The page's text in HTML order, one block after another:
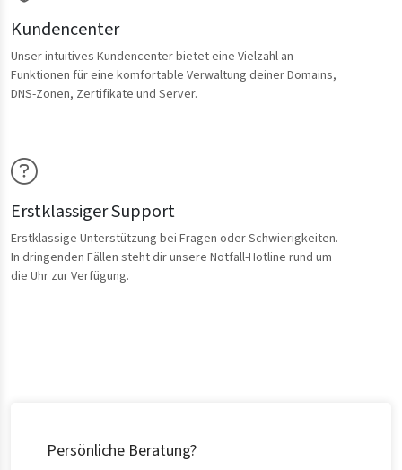
Kundencenter
Unser intuitives Kundencenter bietet eine Vielzahl an
Funktionen für eine komfortable Verwaltung deiner Domains,
DNS-Zonen, Zertifikate und Server.
Erstklassiger Support
Erstklassige Unterstützung bei Fragen oder Schwierigkeiten.
In dringenden Fällen steht dir unsere Notfall-Hotline rund um
die Uhr zur Verfügung.
Persönliche Beratung?